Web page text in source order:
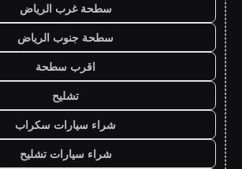
سطحة غرب الرياض
سطحة جنوب الرياض
اقرب سطحة
تشليح
شراء سيارات سكراب
شراء سيارات تشليح